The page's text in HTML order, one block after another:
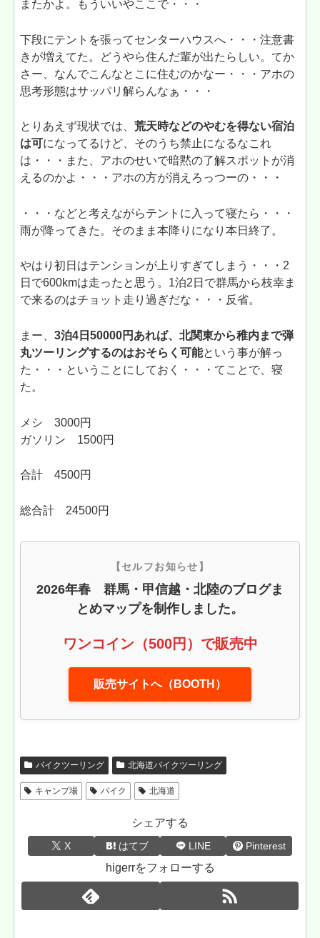
またかよ。もういいやここで・・・
下段にテントを張ってセンターハウスへ・・・注意書
きが増えてた。どうやら住んだ輩が出たらしい。てか
さー、なんでこんなとこに住むのかなー・・・アホの
思考形態はサッパリ解らんなぁ・・・
とりあえず現状では、荒天時などのやむを得ない宿泊
は可になってるけど、そのうち禁止になるなこれ
は・・・また、アホのせいで暗黙の了解スポットが消
えるのかよ・・・アホの方が消えろっつーの・・・
・・・などと考えながらテントに入って寝たら・・・
雨が降ってきた。そのまま本降りになり本日終了。
やはり初日はテンションが上りすぎてしまう・・・2
日で600kmは走ったと思う。1泊2日で群馬から枝幸ま
で来るのはチョット走り過ぎだな・・・反省。
まー、3泊4日50000円あれば、北関東から稚内まで弾
丸ツーリングするのはおそらく可能という事が解っ
た・・・ということにしておく・・・てことで、寝
た。
メシ 3000円
ガソリン 1500円
合計 4500円
総合計 24500円
【セルフお知らせ】
2026年春 群馬・甲信越・北陸のブログま
とめマップを制作しました。
ワンコイン（500円）で販売中
販売サイトへ（BOOTH）
バイクツーリング 北海道バイクツーリング
キャンプ場 バイク 北海道
シェアする
X はてブ LINE Pinterest
higerrをフォローする